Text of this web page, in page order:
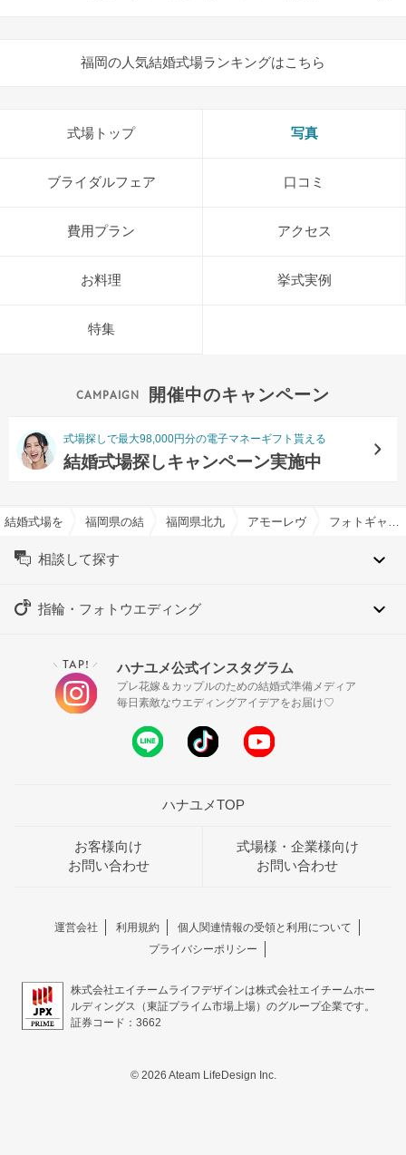
福岡の人気結婚式場ランキングはこちら
式場トップ 写真
ブライダルフェア 口コミ
費用プラン アクセス
お料理 挙式実例
特集
開催中のキャンペーン
式場探しで最大98,000円分の電子マネーギフト貰える
結婚式場探しキャンペーン実施中
結婚式場を探すならハナユメ
福岡県の結婚式場一覧福岡県北九州市の結婚式場一覧
アモーレヴォレ サンマルコ/
相談して探す
指輪・フォトウエディング
＼ TAP! ／ ハナユメ公式インスタグラム
プレ花嫁＆カップルのための結婚式準備メディア
毎日素敵なウエディングアイデアをお届け♡
ハナユメTOP
お客様向け
お問い合わせ
式場様・企業様向け
お問い合わせ
運営会社 利用規約
個人関連情報の受領と利用について
プライバシーポリシー
株式会社エイチームライフデザインは株式会社エイチームホー
ルディングス（東証プライム市場上場）のグループ企業です。
証券コード：3662
© 2026 Ateam LifeDesign Inc.